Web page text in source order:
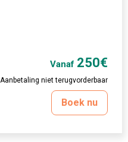
Vanaf 250€
Aanbetaling niet terugvorderbaar
Boek nu